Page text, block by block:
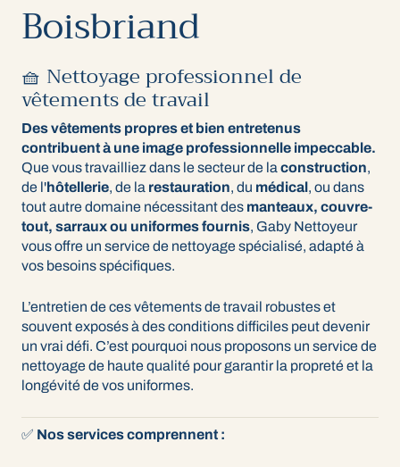
Boisbriand
🧺 Nettoyage professionnel de
vêtements de travail
Des vêtements propres et bien entretenus
contribuent à une image professionnelle impeccable.
Que vous travailliez dans le secteur de la construction,
de l'hôtellerie, de la restauration, du médical, ou dans
tout autre domaine nécessitant des manteaux, couvre-
tout, sarraux ou uniformes fournis, Gaby Nettoyeur
vous offre un service de nettoyage spécialisé, adapté à
vos besoins spécifiques.
L’entretien de ces vêtements de travail robustes et
souvent exposés à des conditions difficiles peut devenir
un vrai défi. C’est pourquoi nous proposons un service de
nettoyage de haute qualité pour garantir la propreté et la
longévité de vos uniformes.
✅ Nos services comprennent :